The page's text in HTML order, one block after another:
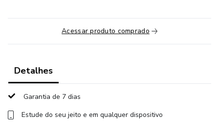
os maiores eventos do planeta como o UFC, Bellator, PFL,
LFA, Rizin etc. Vivenciei essa realidade. Ao mesmo tempo,
como Nutricionista, Preparador Físico, Fisiologista,
e Avaliações do Desempenho Humano, uni a minha vivência
prática à mais rigorosa ciência.
Desidratação Inteligente e menos agressivo, que você
Acessar produto comprado
Detalhes
Garantia de 7 dias
Estude do seu jeito e em qualquer dispositivo